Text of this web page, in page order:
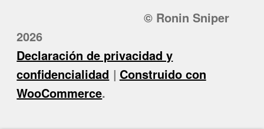
© Ronin Sniper
2026
Declaración de privacidad y
confidencialidad
Construido con
WooCommerce.